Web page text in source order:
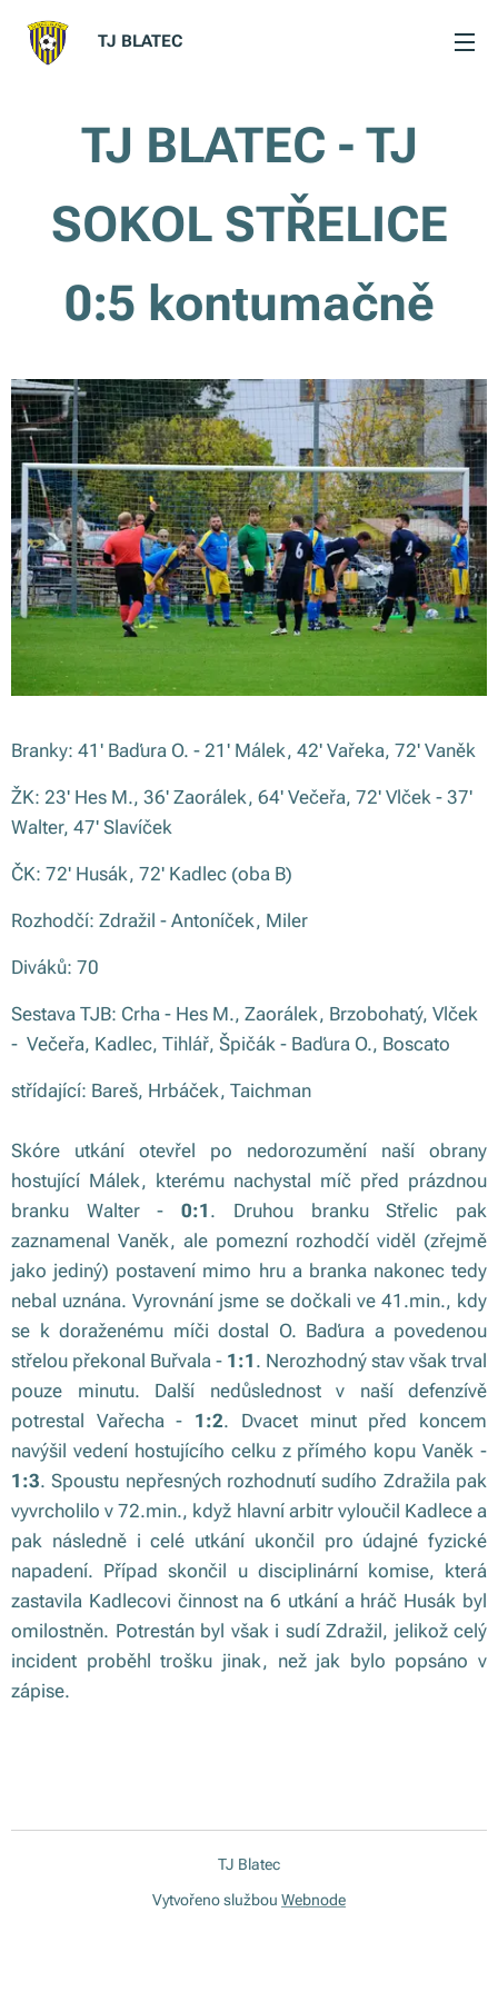
TJ BLATEC
TJ BLATEC - TJ
SOKOL STŘELICE
0:5 kontumačně
Branky: 41' Baďura O. - 21' Málek, 42' Vařeka, 72' Vaněk
ŽK: 23' Hes M., 36' Zaorálek, 64' Večeřa, 72' Vlček - 37'
Walter, 47' Slavíček
ČK: 72' Husák, 72' Kadlec (oba B)
Rozhodčí: Zdražil - Antoníček, Miler
Diváků: 70
Sestava TJB: Crha - Hes M., Zaorálek, Brzobohatý, Vlček
- Večeřa, Kadlec, Tihlář, Špičák - Baďura O., Boscato
střídající: Bareš, Hrbáček, Taichman
Skóre utkání otevřel po nedorozumění naší obrany
hostující Málek, kterému nachystal míč před prázdnou
branku Walter -0:1 . Druhou branku Střelic pak
zaznamenal Vaněk, ale pomezní rozhodčí viděl (zřejmě
jako jediný) postavení mimo hru a branka nakonec tedy
nebal uznána. Vyrovnání jsme se dočkali ve 41.min., kdy
se k doraženému míči dostal O. Baďura a povedenou
střelou překonal Buřvala - 1:1 . Nerozhodný stav však trval
pouze minutu. Další nedůslednost v naší defenzívě
potrestal Vařecha - 1:2. Dvacet minut před koncem
navýšil vedení hostujícího celku z přímého kopu Vaněk -
1:3. Spoustu nepřesných rozhodnutí sudího Zdražila pak
vyvrcholilo v 72.min., když hlavní arbitr vyloučil Kadlece a
pak následně i celé utkání ukončil pro údajné fyzické
napadení. Případ skončil u disciplinární komise, která
zastavila Kadlecovi činnost na 6 utkání a hráč Husák byl
omilostněn. Potrestán byl však i sudí Zdražil, jelikož celý
incident proběhl trošku jinak, než jak bylo popsáno v
zápise.
TJ Blatec
Vytvořeno službou Webnode